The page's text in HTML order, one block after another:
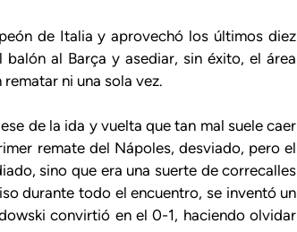
de Italia y aprovechó los últimos diez
al Barça y asediar, sin éxito, el área
ni una sola vez.
de la ida y vuelta que tan mal suele caer
remate del Nápoles, desviado, pero el
sino que era una suerte de correcalles
durante todo el encuentro, se inventó un
convirtió en el 0-1, haciendo olvidar